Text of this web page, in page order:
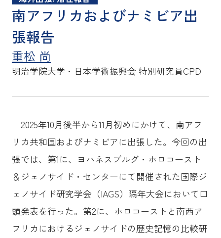
南アフリカおよびナミビア出
張報告
重松 尚
明治学院大学・日本学術振興会 特別研究員CPD
2025年10月後半から11月初めにかけて、南アフ
リカ共和国およびナミビアに出張した。今回の出
張では、第1に、ヨハネスブルグ・ホロコースト
＆ジェノサイド・センターにて開催された国際ジ
ェノサイド研究学会（IAGS）隔年大会において口
頭発表を行った。第2に、ホロコーストと南西ア
フリカにおけるジェノサイドの歴史記憶の比較研